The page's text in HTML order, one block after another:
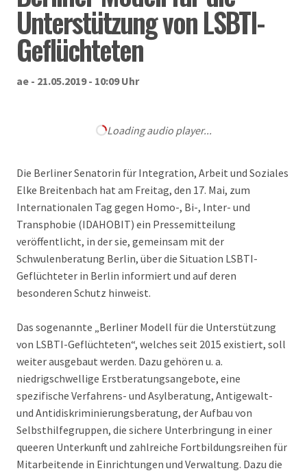
Unterstützung von LSBTI-
Geflüchteten
ae - 21.05.2019 - 10:09 Uhr
Loading audio player...
Die Berliner Senatorin für Integration, Arbeit und Soziales
Elke Breitenbach hat am Freitag, den 17. Mai, zum
Internationalen Tag gegen Homo-, Bi-, Inter- und
Transphobie (IDAHOBIT) ein Pressemitteilung
veröffentlicht, in der sie, gemeinsam mit der
Schwulenberatung Berlin, über die Situation LSBTI-
Geflüchteter in Berlin informiert und auf deren
besonderen Schutz hinweist.
Das sogenannte „Berliner Modell für die Unterstützung
von LSBTI-Geflüchteten“, welches seit 2015 existiert, soll
weiter ausgebaut werden. Dazu gehören u. a.
niedrigschwellige Erstberatungsangebote, eine
spezifische Verfahrens- und Asylberatung, Antigewalt-
und Antidiskriminierungsberatung, der Aufbau von
Selbsthilfegruppen, die sichere Unterbringung in einer
queeren Unterkunft und zahlreiche Fortbildungsreihen für
Mitarbeitende in Einrichtungen und Verwaltung. Dazu die